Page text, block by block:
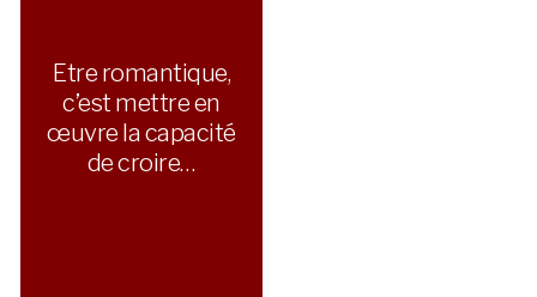
Etre romantique,
c’est mettre en
œuvre la capacité
de croire…